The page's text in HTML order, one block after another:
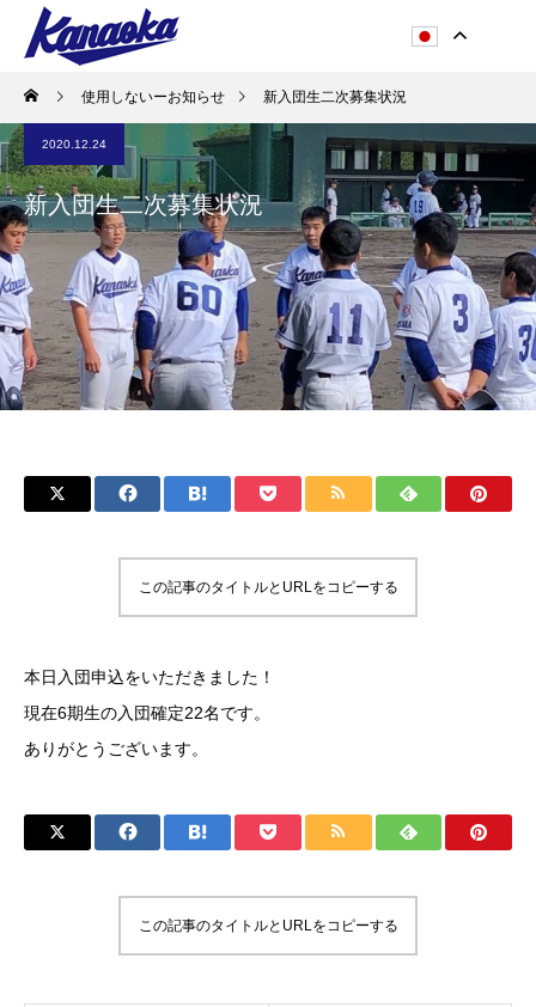
使用しないーお知らせ 新入団生二次募集状況
2020.12.24
新入団生二次募集状況
この記事のタイトルとURLをコピーする
本日入団申込をいただきました！
現在6期生の入団確定22名です。
ありがとうございます。
この記事のタイトルとURLをコピーする